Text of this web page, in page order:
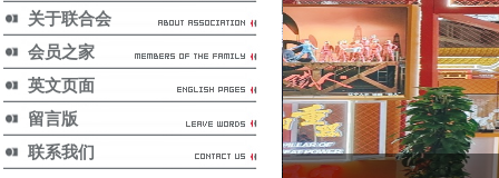
关于联合会
会员之家
英文页面
留言版
联系我们